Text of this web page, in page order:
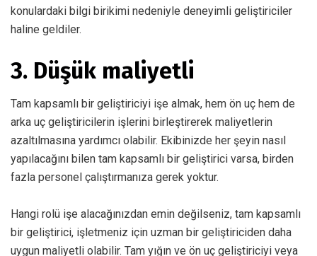
konulardaki bilgi birikimi nedeniyle deneyimli geliştiriciler
haline geldiler.
3. Düşük maliyetli
Tam kapsamlı bir geliştiriciyi işe almak, hem ön uç hem de
arka uç geliştiricilerin işlerini birleştirerek maliyetlerin
azaltılmasına yardımcı olabilir. Ekibinizde her şeyin nasıl
yapılacağını bilen tam kapsamlı bir geliştirici varsa, birden
fazla personel çalıştırmanıza gerek yoktur.
Hangi rolü işe alacağınızdan emin değilseniz, tam kapsamlı
bir geliştirici, işletmeniz için uzman bir geliştiriciden daha
uygun maliyetli olabilir. Tam yığın ve ön uç geliştiriciyi veya